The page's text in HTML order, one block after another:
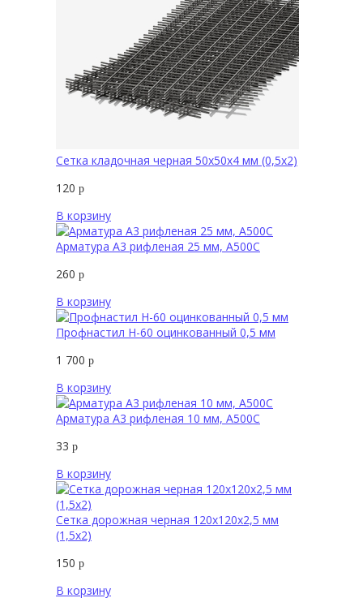
Сетка кладочная черная 50х50х4 мм (0,5х2)
120 р
В корзину
Арматура А3 рифленая 25 мм, А500С
260 р
В корзину
Профнастил Н-60 оцинкованный 0,5 мм
1 700 р
В корзину
Арматура А3 рифленая 10 мм, А500С
33 р
В корзину
Сетка дорожная черная 120х120х2,5 мм
(1,5х2)
150 р
В корзину